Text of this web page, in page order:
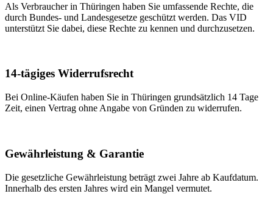
Als Verbraucher in Thüringen haben Sie umfassende Rechte, die
durch Bundes- und Landesgesetze geschützt werden. Das VID
unterstützt Sie dabei, diese Rechte zu kennen und durchzusetzen.
14-tägiges Widerrufsrecht
Bei Online-Käufen haben Sie in Thüringen grundsätzlich 14 Tage
Zeit, einen Vertrag ohne Angabe von Gründen zu widerrufen.
Gewährleistung & Garantie
Die gesetzliche Gewährleistung beträgt zwei Jahre ab Kaufdatum.
Innerhalb des ersten Jahres wird ein Mangel vermutet.